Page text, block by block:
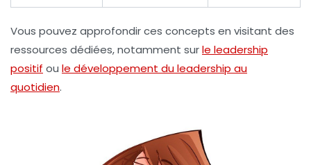
Vous pouvez approfondir ces concepts en visitant des
ressources dédiées, notamment surle leadership
positif ou le développement du leadership au
quotidien.